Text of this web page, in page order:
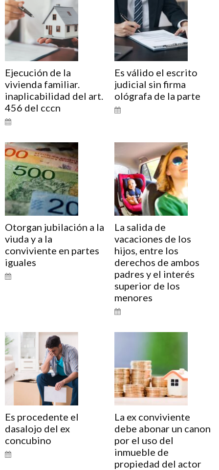
Ejecución de la
vivienda familiar.
inaplicabilidad del art.
456 del cccn
Es válido el escrito
judicial sin firma
ológrafa de la parte
Otorgan jubilación a la
viuda y a la
conviviente en partes
iguales
La salida de
vacaciones de los
hijos, entre los
derechos de ambos
padres y el interés
superior de los
menores
Es procedente el
dasalojo del ex
concubino
La ex conviviente
debe abonar un canon
por el uso del
inmueble de
propiedad del actor